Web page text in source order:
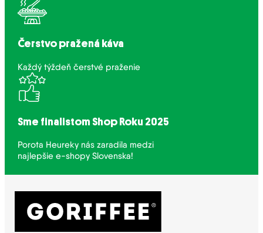
Čerstvo pražená káva
Každý týždeň čerstvé praženie
Sme finalistom Shop Roku 2025
Porota Heureky nás zaradila medzi
najlepšie e-shopy Slovenska!